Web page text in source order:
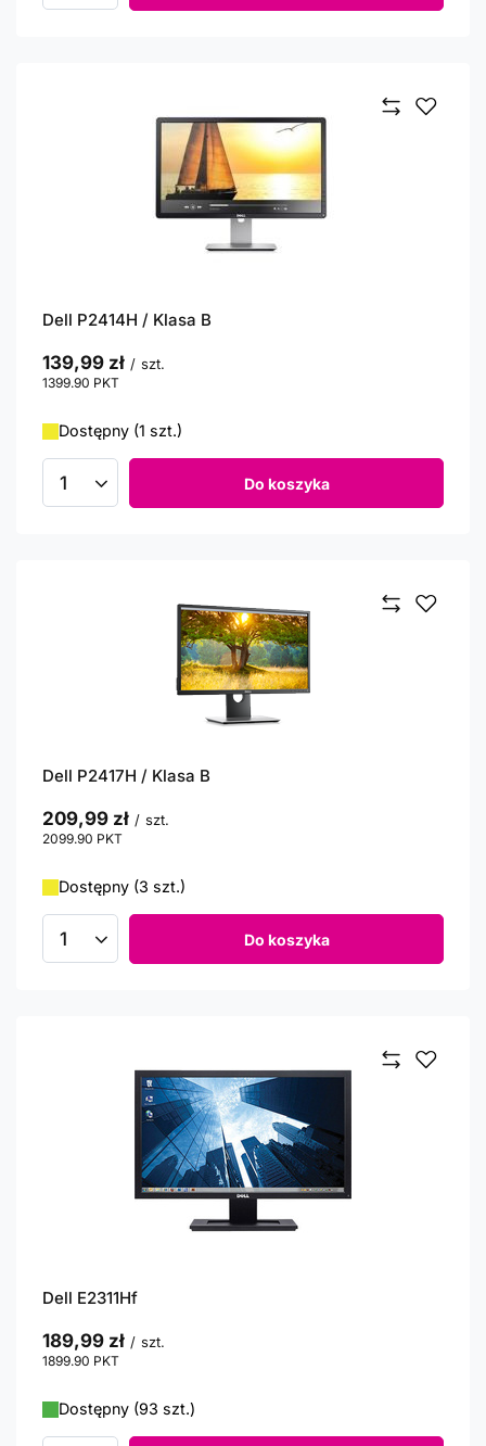
Dell P2414H / Klasa B
139,99 zł / szt.
1399.90 PKT
Dostępny (1 szt.)
Ilość produktów Do koszyka
Dell P2417H / Klasa B
209,99 zł / szt.
2099.90 PKT
Dostępny (3 szt.)
Ilość produktów Do koszyka
Dell E2311Hf
189,99 zł / szt.
1899.90 PKT
Dostępny (93 szt.)